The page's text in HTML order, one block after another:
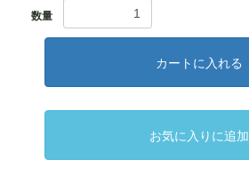
数量
カートに入れる
お気に入りに追加